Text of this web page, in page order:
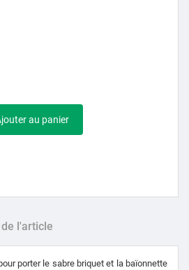
au panier
l'article
porter le sabre briquet et la baïonnette